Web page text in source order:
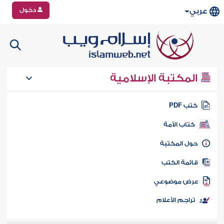
عربي دخول
المكتبة الإسلامية
كتب PDF
كتاب الأمة
المكتبة
الكتب
موضوعي